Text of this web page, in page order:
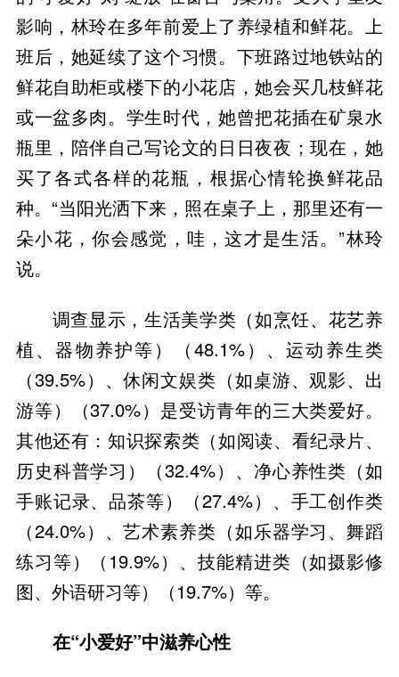
影响，林玲在多年前爱上了养绿植和鲜花。上
班后，她延续了这个习惯。下班路过地铁站的
鲜花自助柜或楼下的小花店，她会买几枝鲜花
或一盆多肉。学生时代，她曾把花插在矿泉水
瓶里，陪伴自己写论文的日日夜夜；现在，她
买了各式各样的花瓶，根据心情轮换鲜花品
种。“当阳光洒下来，照在桌子上，那里还有一
朵小花，你会感觉，哇，这才是生活。”林玲
说。
调查显示，生活美学类（如烹饪、花艺养
植、器物养护等）（48.1%）、运动养生类
（39.5%）、休闲文娱类（如桌游、观影、出
游等）（37.0%）是受访青年的三大类爱好。
其他还有：知识探索类（如阅读、看纪录片、
历史科普学习）（32.4%）、净心养性类（如
手账记录、品茶等）（27.4%）、手工创作类
（24.0%）、艺术素养类（如乐器学习、舞蹈
练习等）（19.9%）、技能精进类（如摄影修
图、外语研习等）（19.7%）等。
在“小爱好”中滋养心性